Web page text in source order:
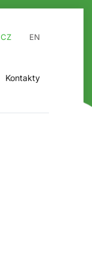
CZ EN
Kontakty